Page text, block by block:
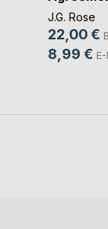
Gestohlen
J.G. Rose
22,00 €
8,99 €